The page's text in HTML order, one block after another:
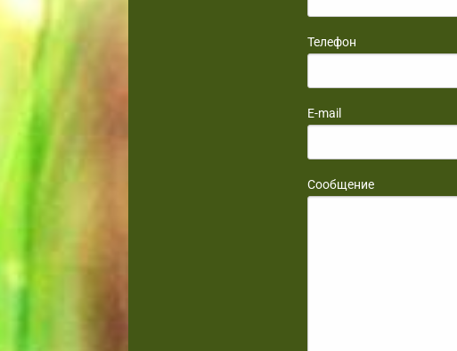
Телефон
E-mail
Сообщение